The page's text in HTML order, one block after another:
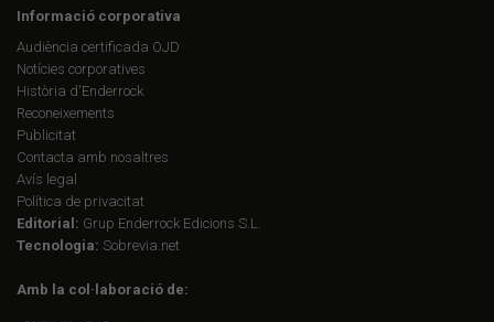
Informació corporativa
Audiència certificada OJD
Notícies corporatives
Història d'Enderrock
Reconeixements
Publicitat
Contacta amb nosaltres
Avís legal
Política de privacitat
Editorial: Grup Enderrock Edicions S.L.
Tecnologia: Sobrevia.net
Amb la col·laboració de: